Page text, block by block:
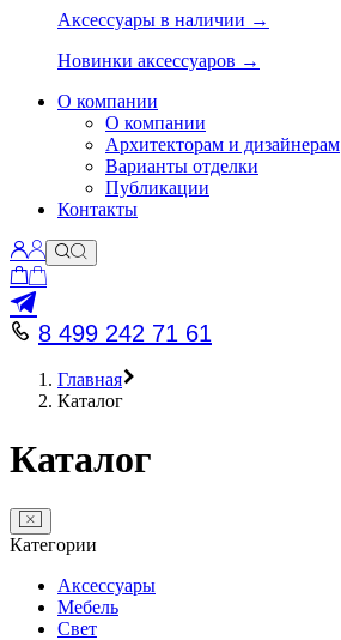
Аксессуары в наличии →
Новинки аксессуаров →
О компании
О компании
Архитекторам и дизайнерам
Варианты отделки
Публикации
Контакты
8 499 242 71 61
Главная
Каталог
Каталог
Категории
Аксессуары
Мебель
Свет